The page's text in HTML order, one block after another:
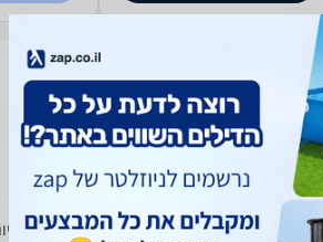
לפי יצרן , סוג ועוד, השוואת מחירים